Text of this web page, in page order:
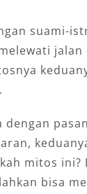
suami-
dengan
mitos ini?
bisa